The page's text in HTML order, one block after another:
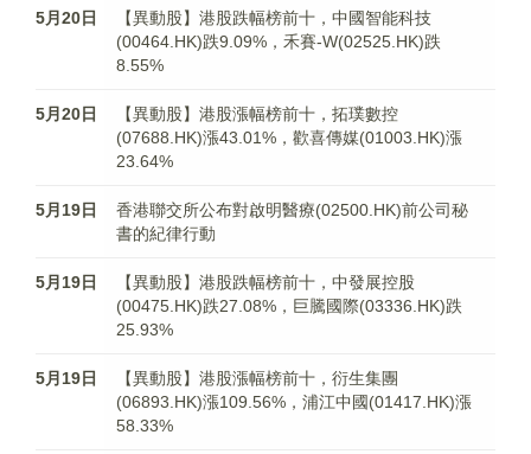
5月20日
【異動股】港股跌幅榜前十，中國智能科技
(00464.HK)跌9.09%，禾賽-W(02525.HK)跌
8.55%
5月20日
【異動股】港股漲幅榜前十，拓璞數控
(07688.HK)漲43.01%，歡喜傳媒(01003.HK)漲
23.64%
5月19日
香港聯交所公布對啟明醫療(02500.HK)前公司秘
書的紀律行動
5月19日
【異動股】港股跌幅榜前十，中發展控股
(00475.HK)跌27.08%，巨騰國際(03336.HK)跌
25.93%
5月19日
【異動股】港股漲幅榜前十，衍生集團
(06893.HK)漲109.56%，浦江中國(01417.HK)漲
58.33%